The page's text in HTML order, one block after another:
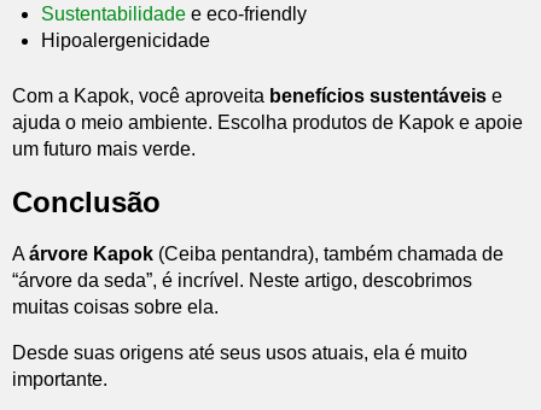
Sustentabilidade e eco-friendly
Hipoalergenicidade
Com a Kapok, você aproveita benefícios sustentáveis e
ajuda o meio ambiente. Escolha produtos de Kapok e apoie
um futuro mais verde.
Conclusão
Aárvore Kapok (Ceiba pentandra), também chamada de
“árvore da seda”, é incrível. Neste artigo, descobrimos
muitas coisas sobre ela.
Desde suas origens até seus usos atuais, ela é muito
importante.